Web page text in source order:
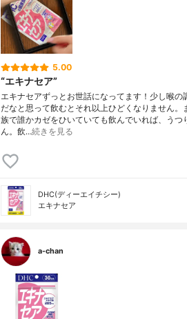
5.00
“エキナセア”
エキナセアずっとお世話になってます！少し喉の
だなと思って飲むとそれ以上ひどくなりません。
族で誰かカゼをひいていても飲んでいれば、うつ
ん。飲…続きを見る
DHC(ディーエイチシー)
エキナセア
a-chan